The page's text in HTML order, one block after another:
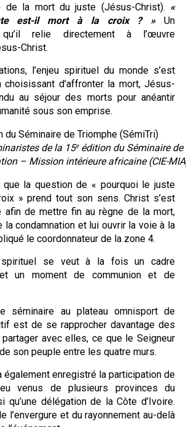
de la mort du juste (Jésus-Christ). «
est-il mort à la croix ? »Un
qu’il relie directement à l’œuvre
Christ.
l’enjeu spirituel du monde s’est
choisissant d’affronter la mort, Jésus-
au séjour des morts pour anéantir
sous son emprise.
de la 15ᵉ édition du Séminaire
– Mission intérieure africaine (CIE-
que la question de « pourquoi le juste
» prend tout son sens. Christ s’est
de mettre fin au règne de la mort,
la condamnation et lui ouvrir la voie à la
le coordonnateur de la zone 4.
spirituel se veut à la fois un cadre
et un moment de communion et de
séminaire au plateau omnisport de
est de se rapprocher davantage des
avec elles, ce que le Seigneur
son peuple entre les quatre murs.
également enregistré la participation de
venus de plusieurs provinces du
qu’une délégation de la Côte d’Ivoire.
l’envergure et du rayonnement au-delà